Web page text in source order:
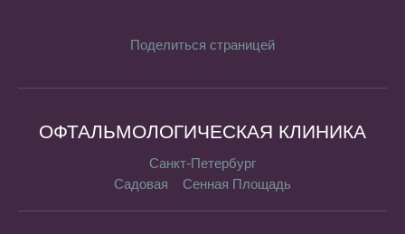
Поделиться страницей
ОФТАЛЬМОЛОГИЧЕСКАЯ КЛИНИКА
Санкт-Петербург
Садовая
Сенная Площадь